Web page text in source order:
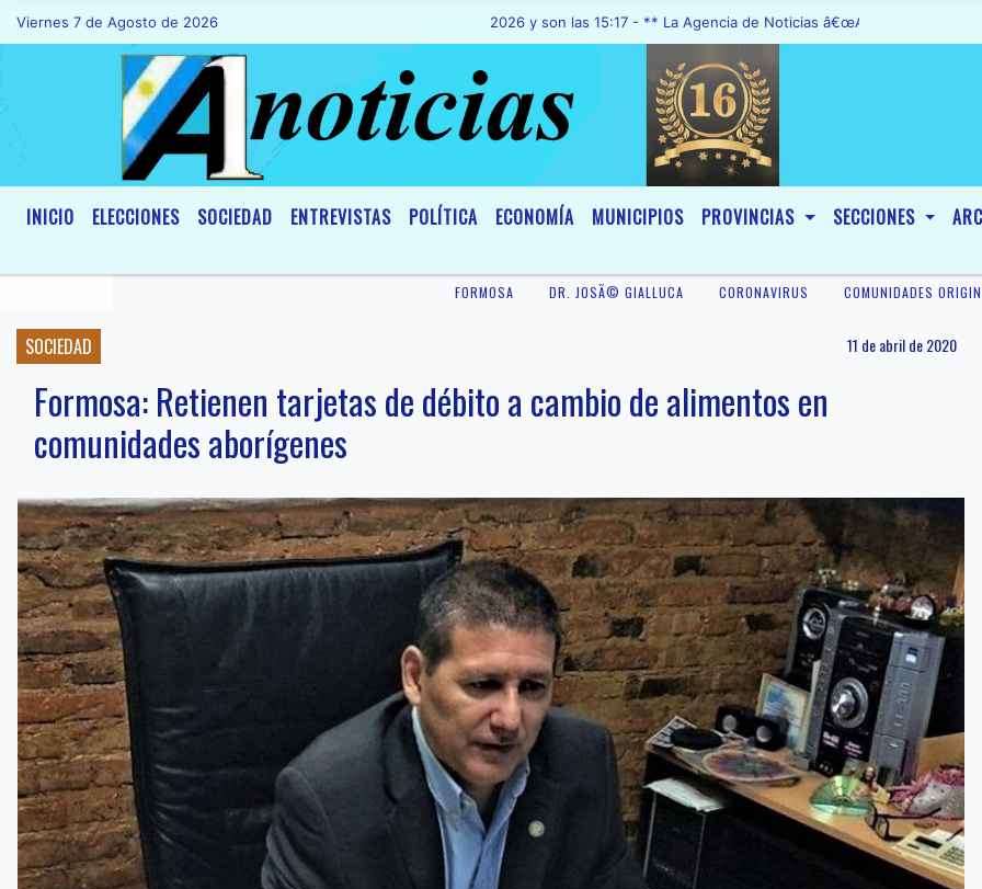
Viernes 7 de Agosto de 2026Hoy es Viernes 7 de Agosto de 2026 y son las 15:17 - ** La Agencia de Noticias â€œA1 Noticiasâ€, fue
INICIO ELECCIONES SOCIEDAD ENTREVISTAS POLÍTICA ECONOMÍA MUNICIPIOS PROVINCIAS SECCIONES
FORMOSA DR. JOSÃ© GIALLUCA CORONAVIRUS COMUNIDADES
SOCIEDAD 11 de abril de 2020
Formosa: Retienen tarjetas de débito a cambio de alimentos en
comunidades aborígenes